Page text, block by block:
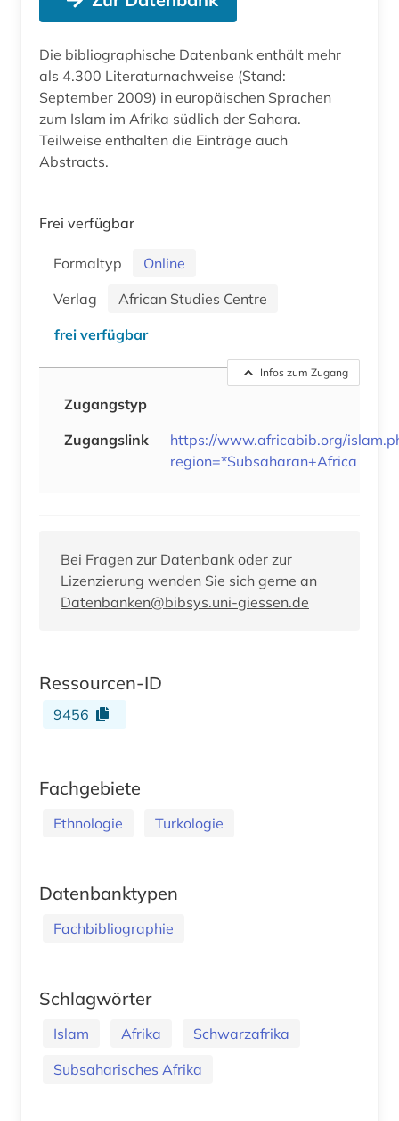
Die bibliographische Datenbank enthält mehr
als 4.300 Literaturnachweise (Stand:
September 2009) in europäischen Sprachen
zum Islam im Afrika südlich der Sahara.
Teilweise enthalten die Einträge auch
Abstracts.
Frei verfügbar
Formaltyp
Online
Verlag
African Studies Centre
frei verfügbar
Infos zum Zugang
Zugangstyp
Zugangslink
https://www.africabib.org/
region=*Subsaharan+Africa
Bei Fragen zur Datenbank oder zur
Lizenzierung wenden Sie sich gerne an
Datenbanken@bibsys.uni-giessen.de
Ressourcen-ID
9456
Fachgebiete
Ethnologie Turkologie
Datenbanktypen
Fachbibliographie
Schlagwörter
Islam Afrika
Schwarzafrika
Subsaharisches Afrika